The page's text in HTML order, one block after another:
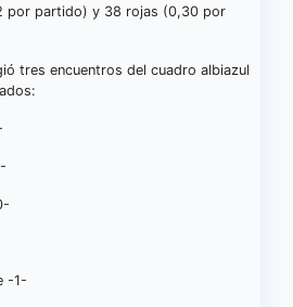
por partido) y 38 rojas (0,30 por
tres encuentros del cuadro albiazul
-1-